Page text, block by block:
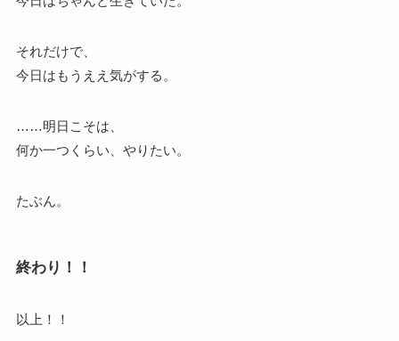
それだけで、
今日はもうええ気がする。
……明日こそは、
何か一つくらい、やりたい。
たぶん。
終わり！！
以上！！